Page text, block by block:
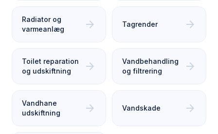
Radiator og
varmeanlæg
arrow_forward Tagrender arrow_forward
Toilet reparation
og udskiftning
arrow_forward
Vandbehandling
og filtrering
arrow_forward
Vandhane
udskiftning
arrow_forward Vandskade arrow_forward